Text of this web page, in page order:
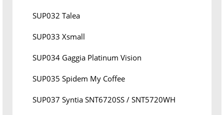
SUP032 Talea
SUP033 Xsmall
SUP034 Gaggia Platinum Vision
SUP035 Spidem My Coffee
SUP037 Syntia SNT6720SS / SNT5720WH